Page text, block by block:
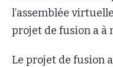
l’assemblée
projet de fusion a à
Le projet de fusion